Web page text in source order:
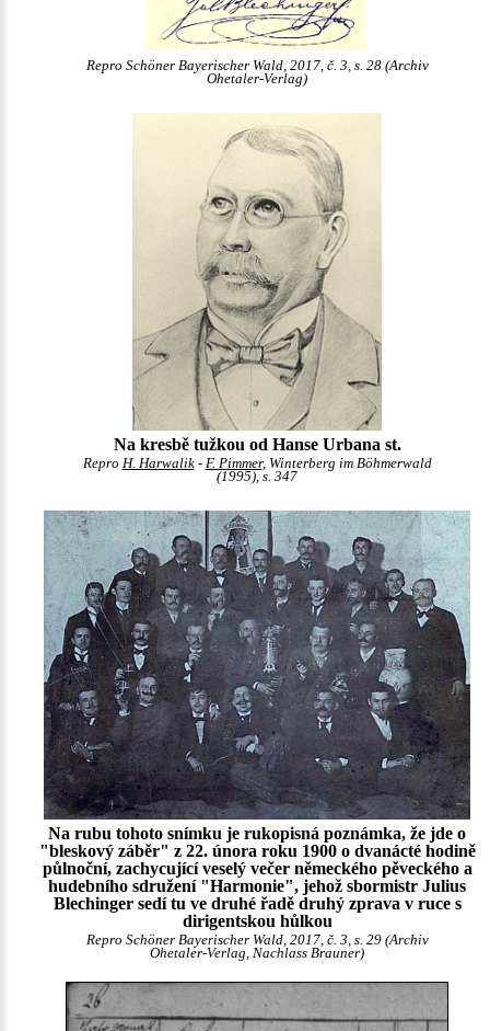
Repro Schöner Bayerischer Wald, 2017, č. 3, s. 28 (Archiv
Ohetaler-Verlag)
Na kresbě tužkou od Hanse Urbana st.
Repro H. Harwalik- F. Pimmer, Winterberg im Böhmerwald
(1995), s. 347
Na rubu tohoto snímku je rukopisná poznámka, že jde o
"bleskový záběr" z 22. února roku 1900 o dvanácté hodině
půlnoční, zachycující veselý večer německého pěveckého a
hudebního sdružení "Harmonie", jehož sbormistr Julius
Blechinger sedí tu ve druhé řadě druhý zprava v ruce s
dirigentskou hůlkou
Repro Schöner Bayerischer Wald, 2017, č. 3, s. 29 (Archiv
Ohetaler-Verlag, Nachlass Brauner)